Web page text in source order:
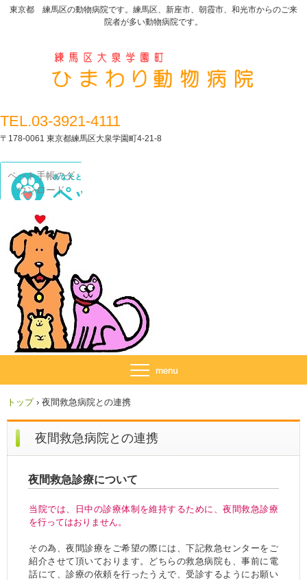
東京都 練馬区の動物病院です。練馬区、新座市、朝霞市、和光市からのご来
院者が多い動物病院です。
TEL.03-3921-4111
〒178-0061 東京都練馬区大泉学園町4-21-8
ペット手帳のダ
ウンロード
トップ › 夜間救急病院との連携
夜間救急病院との連携
夜間救急診療について
当院では、日中の診療体制を維持するために、夜間救急診療
を行ってはおりません。
その為、夜間診療をご希望の際には、下記救急センターをご
紹介させて頂いております。どちらの救急病院も、事前に電
話にて、診療の依頼を行ったうえで、受診するようにお願い